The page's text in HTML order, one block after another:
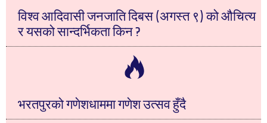
विश्व आदिवासी जनजाति दिबस (अगस्त ९) को औचित्य
र यसको सान्दर्भिकता किन ?
भरतपुरको गणेशधाममा गणेश उत्सव हुँदै